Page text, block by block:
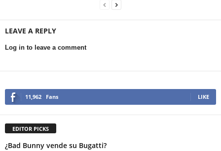
LEAVE A REPLY
Log in to leave a comment
11,962 Fans LIKE
EDITOR PICKS
¿Bad Bunny vende su Bugatti?